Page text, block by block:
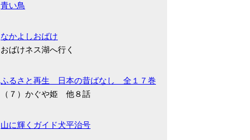
青い鳥
なかよしおばけ
おばけネス湖へ行く
ふるさと再生 日本の昔ばなし 全１７巻
（７）かぐや姫 他８話
山に輝くガイド犬平治号